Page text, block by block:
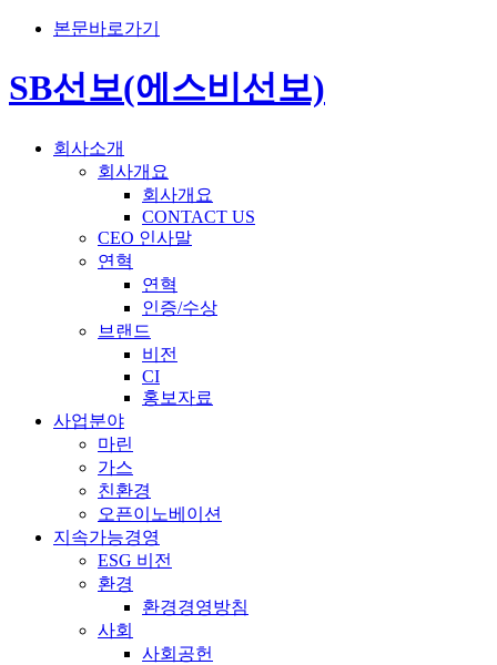
본문바로가기
SB선보(에스비선보)
회사소개
회사개요
회사개요
CONTACT US
CEO 인사말
연혁
연혁
인증/수상
브랜드
비전
CI
홍보자료
사업분야
마린
가스
친환경
오픈이노베이션
지속가능경영
ESG 비전
환경
환경경영방침
사회
사회공헌